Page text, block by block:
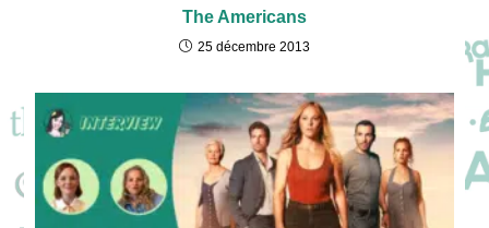
The Americans
25 décembre 2013